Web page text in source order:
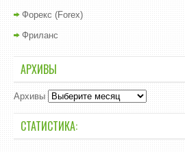
Форекс (Forex)
Фриланс
АРХИВЫ
Архивы
СТАТИСТИКА: